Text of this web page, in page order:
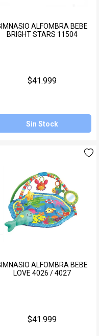
ALFOMBRA BEBE
BRIGHT STARS 11504
$41.999
Sin Stock
ALFOMBRA BEBE
LOVE 4026 / 4027
$41.999